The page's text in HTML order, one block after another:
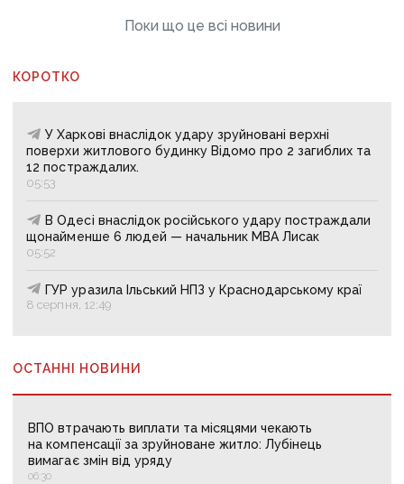
Поки що це всі новини
КОРОТКО
У Харкові внаслідок удару зруйновані верхні
поверхи житлового будинку Відомо про 2 загиблих та
12 постраждалих.
05:53
В Одесі внаслідок російського удару постраждали
щонайменше 6 людей — начальник МВА Лисак
05:52
ГУР уразила Ільський НПЗ у Краснодарському краї
8 серпня, 12:49
ОСТАННІ НОВИНИ
ВПО втрачають виплати та місяцями чекають
на компенсації за зруйноване житло: Лубінець
вимагає змін від уряду
06:30